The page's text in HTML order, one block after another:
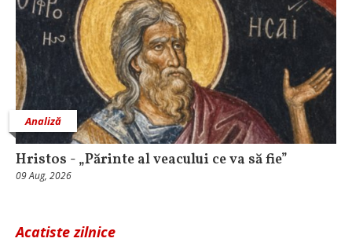
Analiză
Hristos - „Părinte al veacului ce va să fie”
09 Aug, 2026
Acatiste zilnice